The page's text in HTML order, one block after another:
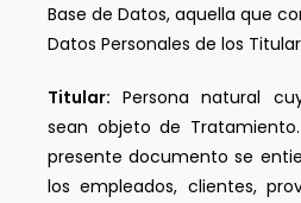
Base de Datos, aquella que
Datos Personales de los
Titular: Persona natural
sean objeto de
presente documento se
los empleados, clientes,